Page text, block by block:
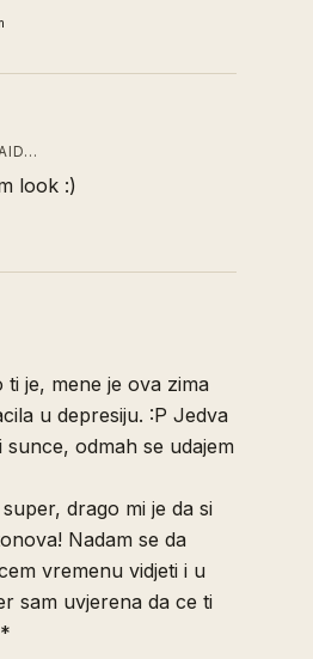
look :)
je, mene je ova zima
u depresiju. :P Jedva
odmah se udajem
drago mi je da si
Nadam se da
vremenu vidjeti i u
sam uvjerena da ce ti